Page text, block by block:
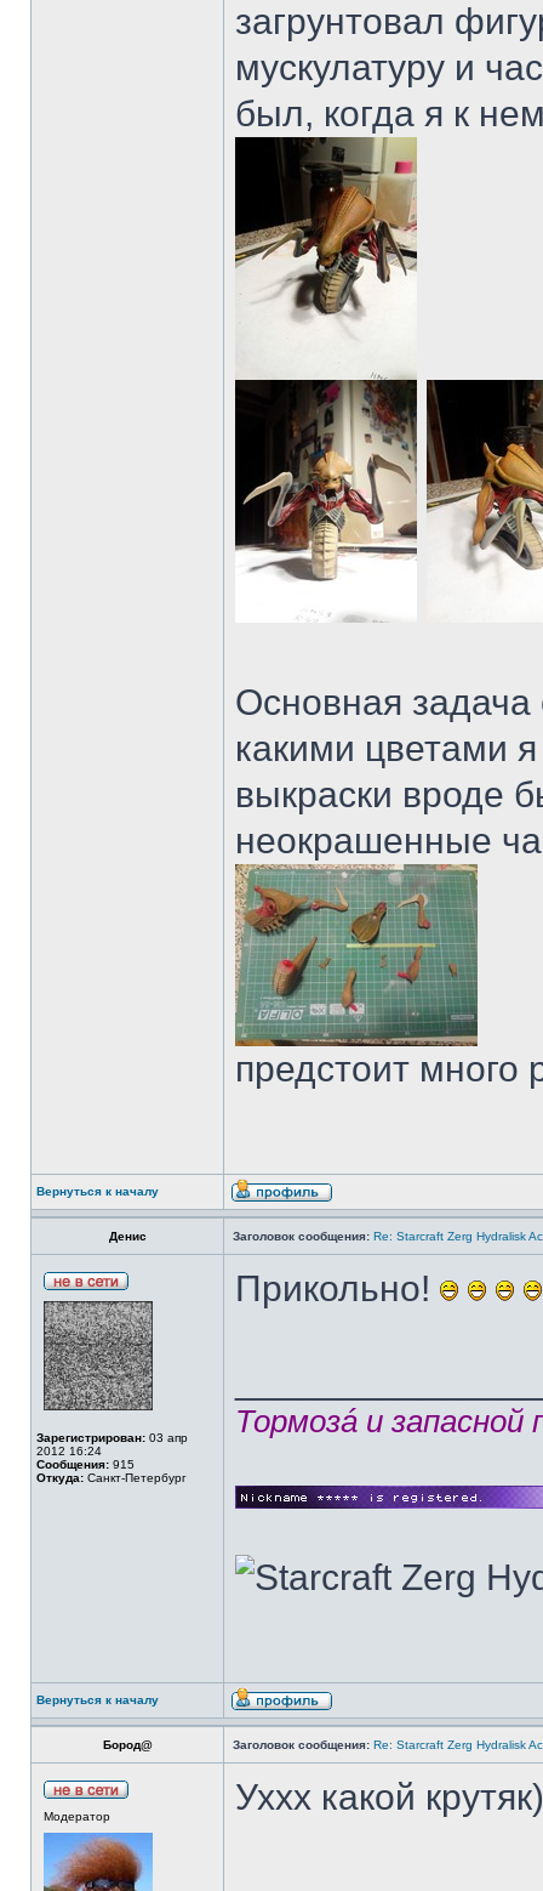
загрунтовал
мускулатуру и
был, когда я к
Основная задача
какими цветами
выкраски вроде
неокрашенные
предстоит много
Вернуться к началу
Денис Заголовок сообщения: Re: Starcraft Zerg Hydralisk
Зарегистрирован: 03 апр
2012 16:24
Сообщения: 915
Откуда: Санкт-Петербург
Прикольно!
Тормозá и
Вернуться к началу
Бород@ Заголовок сообщения: Re: Starcraft Zerg Hydralisk
Модератор Уххх какой